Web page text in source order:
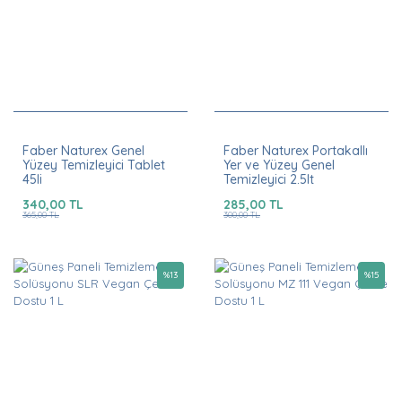
Faber Naturex Genel
Yüzey Temizleyici Tablet
45li
340,00 TL
365,00 TL
Faber Naturex Portakallı
Yer ve Yüzey Genel
Temizleyici 2.5lt
285,00 TL
300,00 TL
%13 %15